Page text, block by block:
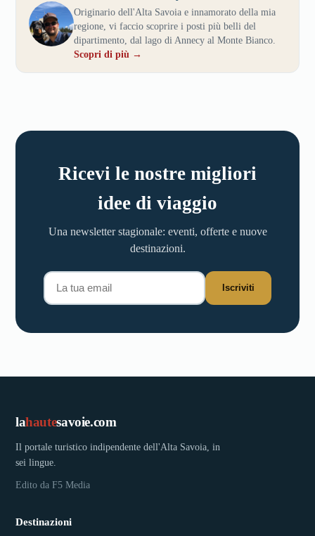
Originario dell'Alta Savoia e innamorato della mia
regione, vi faccio scoprire i posti più belli del
dipartimento, dal lago di Annecy al Monte Bianco.
Scopri di più →
Ricevi le nostre migliori
idee di viaggio
Una newsletter stagionale: eventi, offerte e nuove
destinazioni.
Iscriviti
lahautesavoie.com
Il portale turistico indipendente dell'Alta Savoia, in
sei lingue.
Edito da F5 Media
Destinazioni